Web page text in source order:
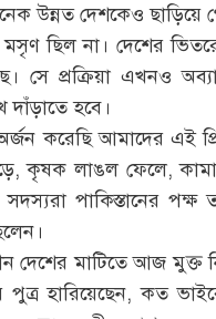
উন্নত দেশকেও ছাড়িয়ে
না। দেশের ভিতরে-
সে প্রক্রিয়া এখনও
হবে।
করেছি আমাদের এই প্রিয়
কৃষক লাঙল ফেলে,
পাকিস্তানের পক্ষ
মাটিতে আজ মুক্ত
হারিয়েছেন, কত